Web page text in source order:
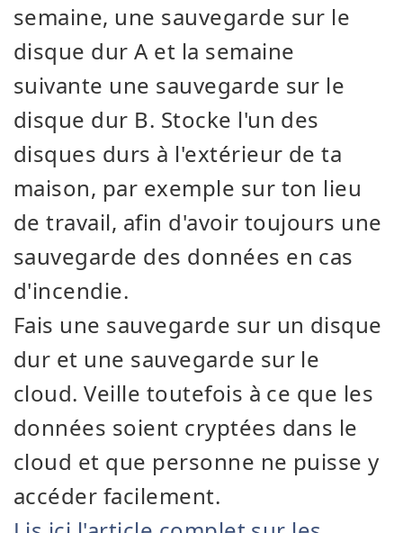
semaine, une sauvegarde sur le
disque dur A et la semaine
suivante une sauvegarde sur le
disque dur B. Stocke l'un des
disques durs à l'extérieur de ta
maison, par exemple sur ton lieu
de travail, afin d'avoir toujours une
sauvegarde des données en cas
d'incendie.
Fais une sauvegarde sur un disque
dur et une sauvegarde sur le
cloud. Veille toutefois à ce que les
données soient cryptées dans le
cloud et que personne ne puisse y
accéder facilement.